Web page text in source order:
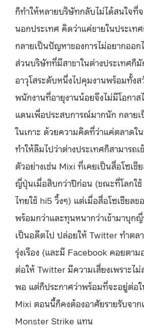
ก็ทำให้หลายบริษัทกลับไม่ได้สนใจที่
นอกประเทศ คิดว่าแค่ขายในประเท
กลายเป็นปัญหาของการไม่อยากออ
ส่วนบริษัทที่มีสาขาในต่างประเทศก็
อาวุโสระดับหนึ่งไปคุมงานพร้อมทั้ง
พนักงานที่อายุงานน้อยจึงไม่มีโอกา
แดนเพื่อประสบการณ์มากนัก กลายเ
ในเกาะ ด้วยความคิดที่ว่าแค่ตลาดใ
ทำให้ลืมไปว่าต่างประเทศก็สามารถเ
ตัวอย่างเช่น Mixi ที่เคยเป็นสื่อโซเชี
ญี่ปุ่นเมื่อสิบกว่าปีก่อน (ขณะที่โลกใช้
ไทยใช้ hi5 วิ้งๆ) แต่เมื่อสื่อโซเชียลข
พร้อมกว่าและทุนหนากว่าเข้ามาบุก
เป็นอดีตไป ปล่อยให้ Twitter ทำตล
รุ่งเรือง (และมี Facebook คอยตาม
ต่อให้ Twitter มีความเสี่ยงเพราะไม่
พอ แต่ก็ประกาศว่าพร้อมที่จะอยู่ต่อ
Mixi ตอนนี้ก็คงต้องอาศัยรายรับจา
Monster Strike แทน